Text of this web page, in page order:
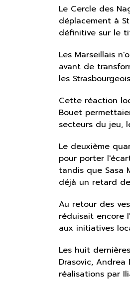
Le Cercle des
déplacement à
définitive sur le
Les Marseillais
avant de
les
Cette réaction
Bouet
secteurs du jeu,
Le deuxième
pour porter
tandis que Sasa
déjà un retard
Au retour des
réduisait encore
aux initiatives
Les huit
Drasovic,
réalisations par